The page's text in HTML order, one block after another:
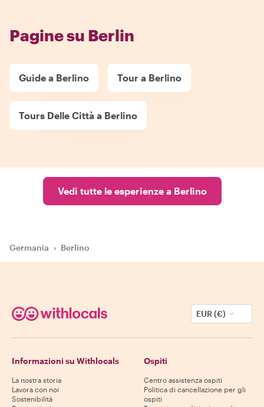
Pagine su Berlin
Guide a Berlino Tour a Berlino
Tours Delle Città a Berlino
Vedi tutte le esperienze a Berlino
Germania › Berlino
EUR (€)
Informazioni su Withlocals
La nostra storia
Lavora con noi
Sostenibilità
Ospiti
Centro assistenza ospiti
Politica di cancellazione per gli
ospiti